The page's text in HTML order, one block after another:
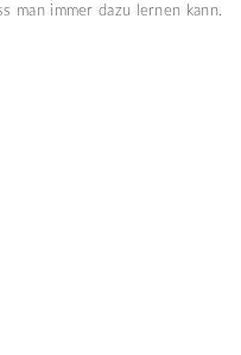
man immer dazu lernen kann.